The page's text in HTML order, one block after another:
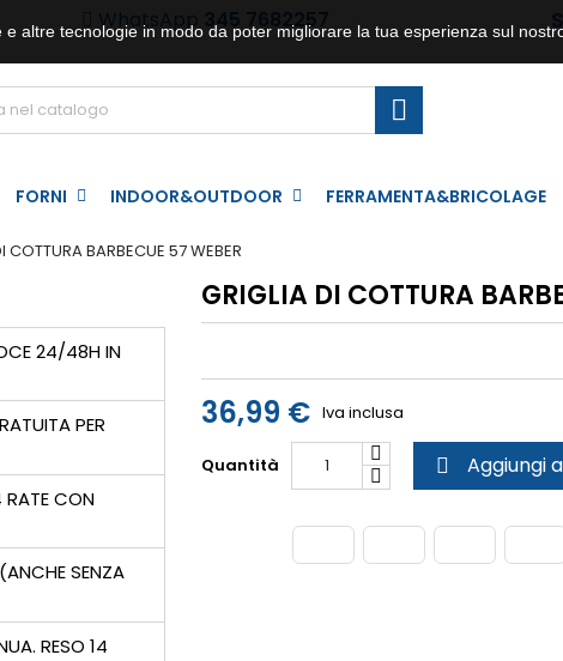
WhatsApp 345 7682257

FORNI INDOOR&OUTDOOR FERRAMENTA&BRICOLAGE
COTTURA BARBECUE 57 WEBER
24/48H IN
PER
RATE CON
SENZA
RESO 14
GRIGLIA DI COTTURA
36,99 € Iva inclusa
Quantità  Aggiungi
altre tecnologie in modo da poter migliorare la tua esperienza sul